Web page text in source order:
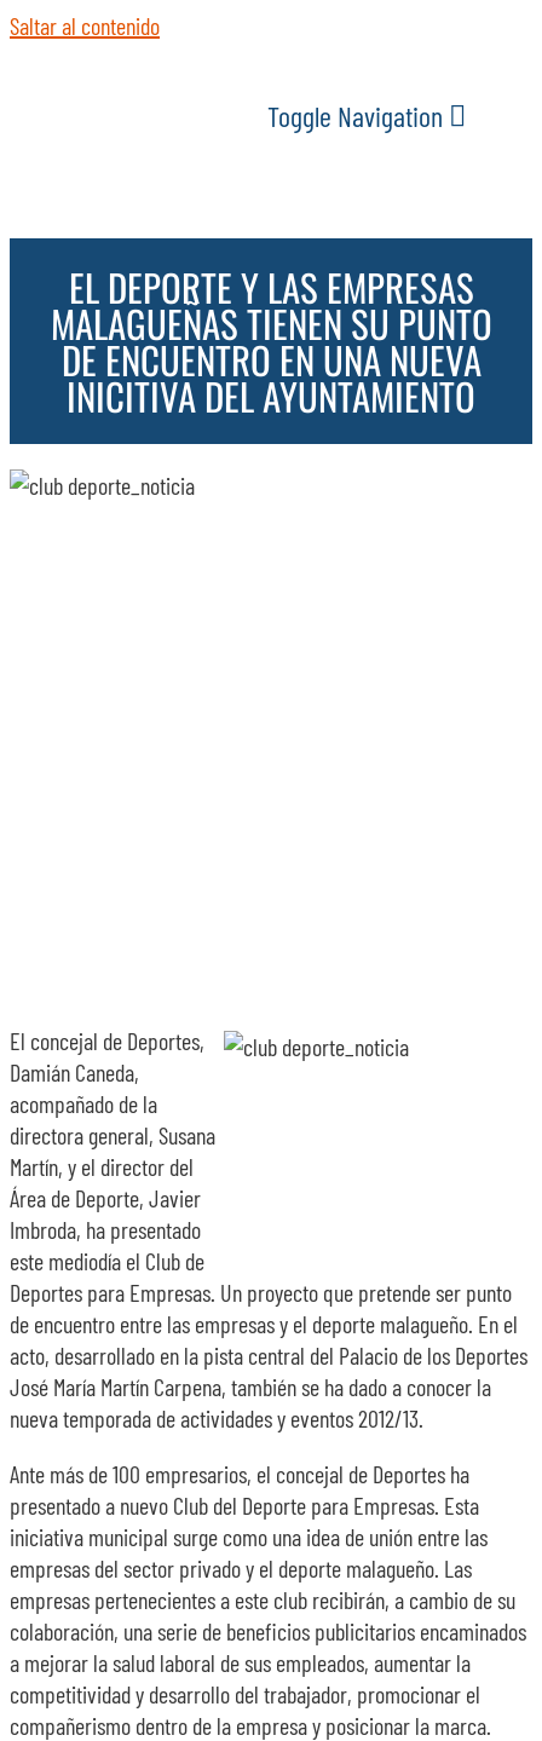
Saltar al contenido
Toggle Navigation
ACTUALIDAD
SERVICIOS
EVENTOS
EL DEPORTE Y LAS EMPRESAS
MALAGUEÑAS TIENEN SU PUNTO
DE ENCUENTRO EN UNA NUEVA
INICITIVA DEL AYUNTAMIENTO
El concejal de Deportes,
Damián Caneda,
acompañado de la
directora general, Susana
Martín, y el director del
Área de Deporte, Javier
Imbroda, ha presentado
este mediodía el Club de
Deportes para Empresas. Un proyecto que pretende ser punto
de encuentro entre las empresas y el deporte malagueño. En el
acto, desarrollado en la pista central del Palacio de los Deportes
José María Martín Carpena, también se ha dado a conocer la
nueva temporada de actividades y eventos 2012/13.
Ante más de 100 empresarios, el concejal de Deportes ha
presentado a nuevo Club del Deporte para Empresas. Esta
iniciativa municipal surge como una idea de unión entre las
empresas del sector privado y el deporte malagueño. Las
empresas pertenecientes a este club recibirán, a cambio de su
colaboración, una serie de beneficios publicitarios encaminados
a mejorar la salud laboral de sus empleados, aumentar la
competitividad y desarrollo del trabajador, promocionar el
compañerismo dentro de la empresa y posicionar la marca.